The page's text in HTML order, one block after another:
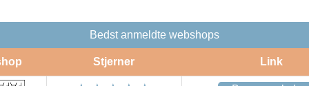
Bedst anmeldte webshops
Stjerner Link